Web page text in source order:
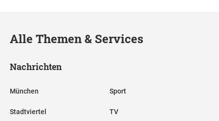
Alle Themen & Services
Nachrichten
München
Stadtviertel
Sport
TV